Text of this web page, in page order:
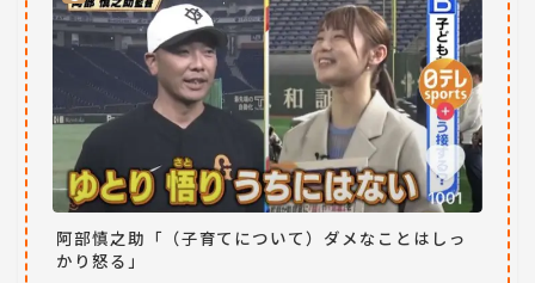
阿部慎之助「（子育てについて）ダメなことはしっ
かり怒る」